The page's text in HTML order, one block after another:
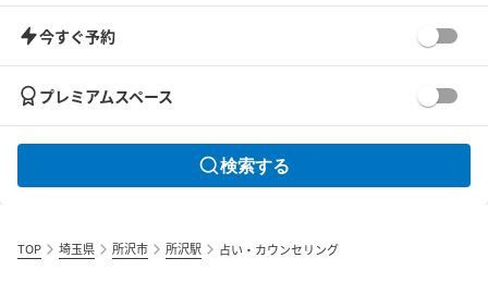
今すぐ予約
プレミアムスペース
検索する
TOP 埼玉県 所沢市 所沢駅 占い・カウンセリング